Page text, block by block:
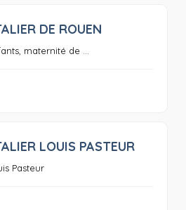
DE ROUEN
maternité de ...
0
LOUIS PASTEUR
Pasteur